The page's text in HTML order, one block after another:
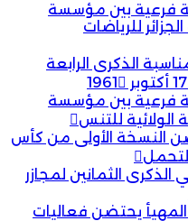
فرعية بين مؤسسة
للرياضات
الذكرى الرابعة
فرعية بين مؤسسة
الولائية للتنس
النسخة الأولى من كأس
الذكرى الثمانين لمجازر
يحتضن فعاليات